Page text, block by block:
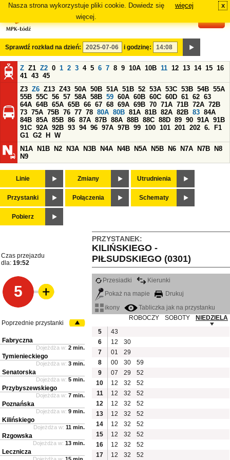
Nasza strona wykorzystuje pliki cookie. Dowiedz się
więcej.
więcej x
Sprawdź rozkład na dzień: i godzinę:
Z Z1 Z2 0 1 2 3 4 5 6 7 8 9 10A 10B 11 12 13 14 15 16
41 43 45
Z3 Z6 Z13 Z43 50A 50B 51A 51B 52 53A 53C 53B 54B 55A
55B 55C 56 57 58A 58B 59 60A 60B 60C 60D 61 62 63
64A 64B 65A 65B 66 67 68 69A 69B 70 71A 71B 72A 72B
73 75A 75B 76 77 78 80A 80B 81A 81B 82A 82B 83 84A
84B 85A 85B 86 87A 87B 88A 88B 88C 88D 89 90 91A 91B
91C 92A 92B 93 94 96 97A 97B 99 100 101 201 202 6.
F1
G1 G2 H
W
N1A
N1B N2 N3A N3B N4A N4B N5A N5B N6 N7A N7B
N8
N9
Linie Zmiany Utrudnienia
Przystanki Połączenia Schematy
Pobierz
PRZYSTANEK:
KILIŃSKIEGO -
PIŁSUDSKIEGO (0301)
Czas przejazdu
dla: 19:52
5
Przesiadki
Kierunki
Pokaż na mapie
Drukuj
ikony
Tabliczka jak na przystanku
ROBOCZY
SOBOTY
NIEDZIELA
5
43
6
12
30
7
01
29
8
00 30
59
9
07 29
52
10
12 32
52
11
12 32
52
12
12 32
52
13
12 32
52
14
12 32
52
15
12 32
52
16
12 32
52
17
12 32 52
Poprzednie przystanki
Fabryczna
Dojeżdża w: 2 min.
Tymienieckiego
Dojeżdża w: 3 min.
Senatorska
Dojeżdża w: 5 min.
Przybyszewskiego
Dojeżdża w: 7 min.
Poznańska
Dojeżdża w: 9 min.
Kilińskiego
Dojeżdża w: 11 min.
Rzgowska
Dojeżdża w: 13 min.
Lecznicza